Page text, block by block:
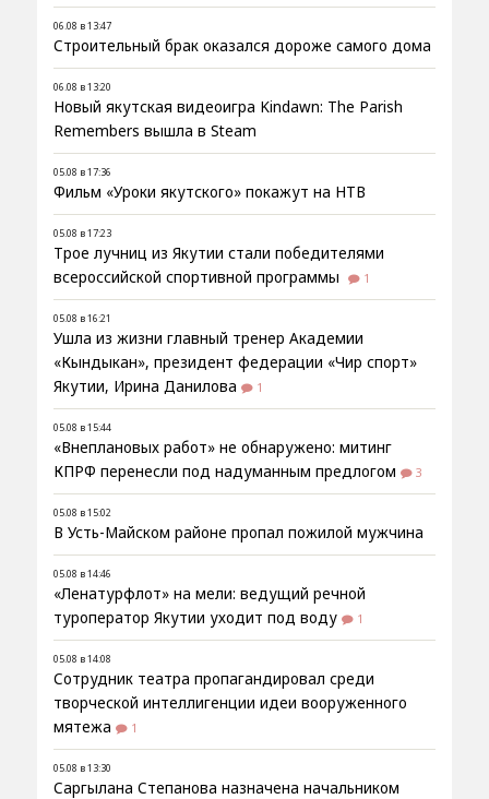
06.08 в 13:47
Строительный брак оказался дороже самого дома
06.08 в 13:20
Новый якутская видеоигра Kindawn: The Parish
Remembers вышла в Steam
05.08 в 17:36
Фильм «Уроки якутского» покажут на НТВ
05.08 в 17:23
Трое лучниц из Якутии стали победителями
всероссийской спортивной программы
1
05.08 в 16:21
Ушла из жизни главный тренер Академии
«Кындыкан», президент федерации «Чир спорт»
Якутии, Ирина Данилова
1
05.08 в 15:44
«Внеплановых работ» не обнаружено: митинг
КПРФ перенесли под надуманным предлогом
3
05.08 в 15:02
В Усть-Майском районе пропал пожилой мужчина
05.08 в 14:46
«Ленатурфлот» на мели: ведущий речной
туроператор Якутии уходит под воду
1
05.08 в 14:08
Сотрудник театра пропагандировал среди
творческой интеллигенции идеи вооруженного
мятежа
1
05.08 в 13:30
Саргылана Степанова назначена начальником